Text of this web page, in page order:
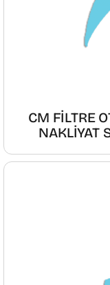
CM FİLTRE
NAKLİYAT